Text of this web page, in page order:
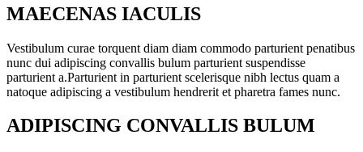
MAECENAS IACULIS
Vestibulum curae torquent diam diam commodo parturient penatibus
nunc dui adipiscing convallis bulum parturient suspendisse
parturient a.Parturient in parturient scelerisque nibh lectus quam a
natoque adipiscing a vestibulum hendrerit et pharetra fames nunc.
ADIPISCING CONVALLIS BULUM